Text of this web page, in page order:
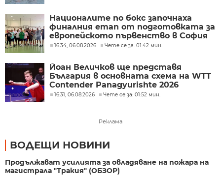
Националите по бокс започнаха
финалния етап от подготовката за
европейското първенство в София
16:34, 06.08.2026 Чете се за: 01:42 мин.
Йоан Величков ще представя
България в основната схема на WTT
Contender Panagyurishte 2026
16:31, 06.08.2026 Чете се за: 01:52 мин.
Реклама
ВОДЕЩИ НОВИНИ
Продължават усилията за овладяване на пожара на
магистрала "Тракия" (ОБЗОР)